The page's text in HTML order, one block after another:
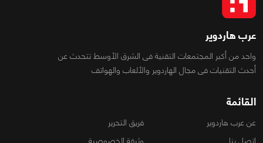
عرب هاردوير
واحد من أكبر المجتمعات التقنية فى الشرق الأوسط تتحدث عن
أحدث التقنيات فى مجال الهاردوير والألعاب والهواتف
القائمة
عن عرب هاردوير
فريق التحرير
اتصل بنا
وثيقة الخصوصية